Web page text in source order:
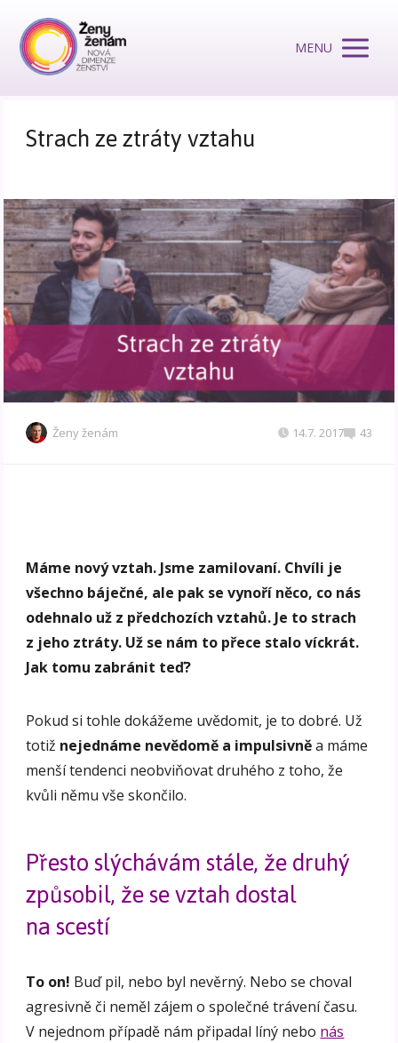
MENU
Strach ze ztráty vztahu
Ženy ženám 14.7. 2017 43
Máme nový vztah. Jsme zamilovaní. Chvíli je
všechno báječné, ale pak se vynoří něco, co nás
odehnalo už z předchozích vztahů. Je to strach
z jeho ztráty. Už se nám to přece stalo víckrát.
Jak tomu zabránit teď?
Pokud si tohle dokážeme uvědomit, je to dobré. Už
totiž nejednáme nevědomě a impulsivněa máme
menší tendenci neobviňovat druhého z toho, že
kvůli němu vše skončilo.
Přesto slýchávám stále, že druhý
způsobil, že se vztah dostal
na scestí
To on! Buď pil, nebo byl nevěrný. Nebo se choval
agresivně či neměl zájem o společné trávení času.
V nejednom případě nám připadal líný nebo nás